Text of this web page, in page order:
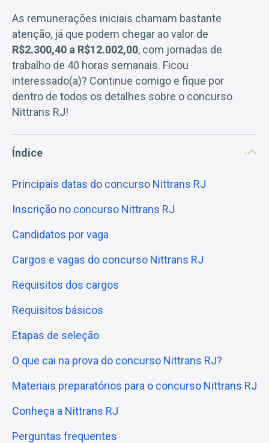
As remunerações iniciais chamam bastante
atenção, já que podem chegar ao valor de
R$2.300,40 a R$12.002,00, com jornadas de
trabalho de 40 horas semanais. Ficou
interessado(a)? Continue comigo e fique por
dentro de todos os detalhes sobre o concurso
Nittrans RJ!
Índice
Principais datas do concurso Nittrans RJ
Inscrição no concurso Nittrans RJ
Candidatos por vaga
Cargos e vagas do concurso Nittrans RJ
Requisitos dos cargos
Requisitos básicos
Etapas de seleção
O que cai na prova do concurso Nittrans RJ?
Materiais preparatórios para o concurso Nittrans RJ
Conheça a Nittrans RJ
Perguntas frequentes